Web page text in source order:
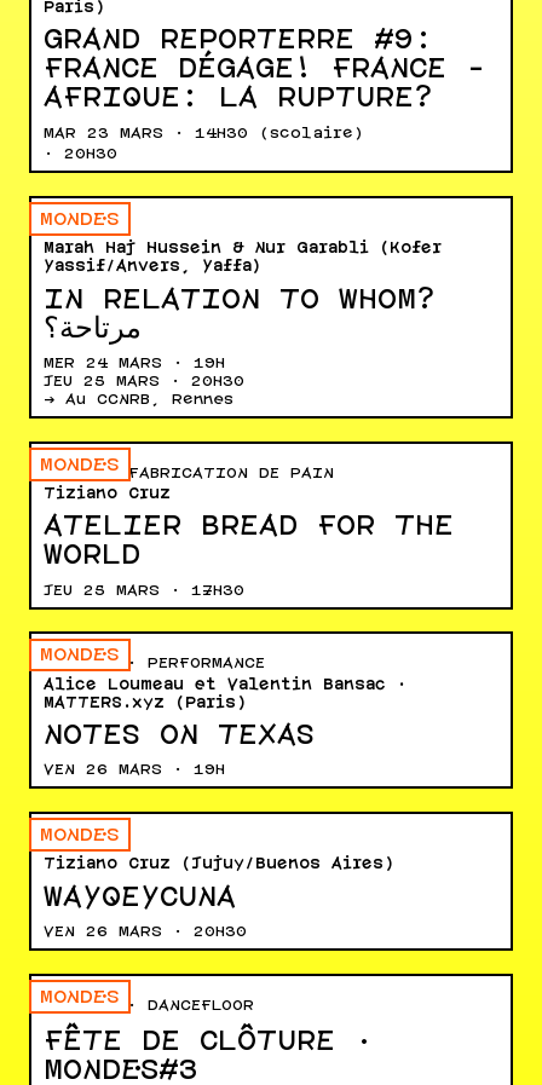
Paris)
GRAND REPORTERRE #9 :
FRANCE DÉGAGE ! FRANCE -
AFRIQUE: LA RUPTURE ?
MAR 23 MARS · 14H30 (scolaire)
· 20H30
MONDE·S
DANSE
Marah Haj Hussein & Nur Garabli (Kofer
Yassif/Anvers, Yaffa)
IN RELATION TO WHOM?
مرتاحة؟
MER 24 MARS · 19H
JEU 25 MARS · 20H30
→ Au CCNRB, Rennes
MONDE·S
ATELIER FABRICATION DE PAIN
Tiziano Cruz
ATELIER BREAD FOR THE
WORLD
JEU 25 MARS · 17H30
MONDE·S
LECTURE · PERFORMANCE
Alice Loumeau et Valentin Bansac ·
MATTERS.xyz (Paris)
NOTES ON TEXAS
VEN 26 MARS · 19H
MONDE·S
THÉÂTRE
Tiziano Cruz (Jujuy/Buenos Aires)
WAYQEYCUNA
VEN 26 MARS · 20H30
MONDE·S
MUSIQUE · DANCEFLOOR
FÊTE DE CLÔTURE ·
MONDE·S#3